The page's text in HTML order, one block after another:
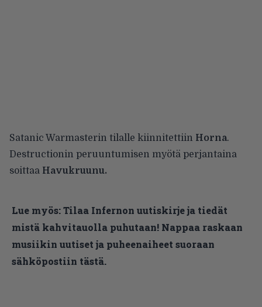
Satanic Warmasterin tilalle kiinnitettiin Horna.
Destructionin peruuntumisen myötä perjantaina
soittaa Havukruunu.
Lue myös:Tilaa Infernon uutiskirje ja tiedät
mistä kahvitauolla puhutaan! Nappaa raskaan
musiikin uutiset ja puheenaiheet suoraan
sähköpostiin tästä.